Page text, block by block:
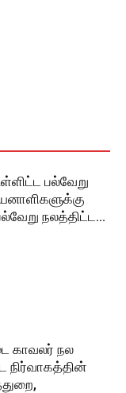
பல்வேறு
நலத்திட்ட...
காவலர் நல
நிர்வாகத்தின்